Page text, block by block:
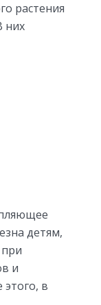
растения
них
детям,
и
в